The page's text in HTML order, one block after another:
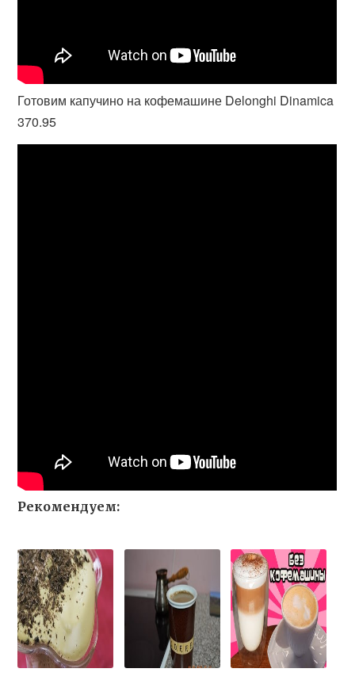
Готовим капучино на кофемашине Delonghi Dinamica
370.95
Рекомендуем: